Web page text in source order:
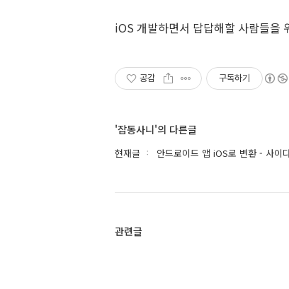
iOS 개발하면서 답답해할 사람들을
공감 구독하기
'잡동사니'의 다른글
현재글 안드로이드 앱 iOS로 변환 - 사이
관련글